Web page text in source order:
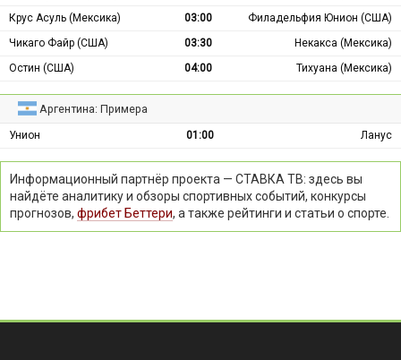
Крус Асуль (Мексика)
03:00
Филадельфия Юнион (США)
Чикаго Файр (США)
03:30
Некакса (Мексика)
Остин (США)
04:00 Тихуана (Мексика)
Аргентина: Примера
Унион 01:00 Ланус
Информационный партнёр проекта — СТАВКА ТВ: здесь вы
найдёте аналитику и обзоры спортивных событий, конкурсы
прогнозов, фрибет Беттери, а также рейтинги и статьи о спорте.